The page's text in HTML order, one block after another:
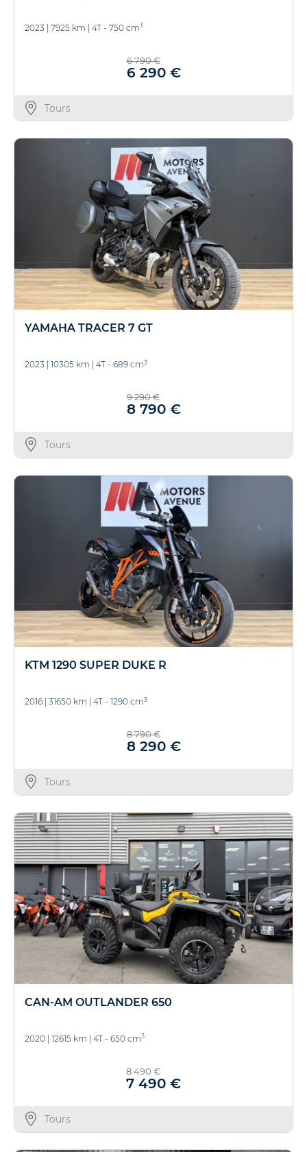
2023 | 7925 km | 4T - 750 cm3
6 790 €
6 290 €
Tours
YAMAHA TRACER 7 GT
2023 10305 km 4T - 689 cm3
9 290 €
8 790 €
Tours
KTM 1290 SUPER DUKE R
2016 31650 km 4T - 1290 cm3
8 790 €
8 290 €
Tours
CAN-AM OUTLANDER 650
2020 12615 km 4T - 650 cm3
8 490 €
7 490 €
Tours